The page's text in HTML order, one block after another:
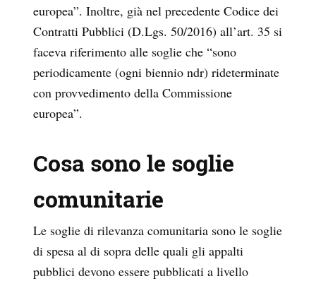
europea”. Inoltre, già nel precedente Codice dei
Contratti Pubblici (D.Lgs. 50/2016) all’art. 35 si
faceva riferimento alle soglie che “sono
periodicamente (ogni biennio ndr) rideterminate
con provvedimento della Commissione
europea”.
Cosa sono le soglie
comunitarie
Le soglie di rilevanza comunitaria sono le soglie
di spesa al di sopra delle quali gli appalti
pubblici devono essere pubblicati a livello